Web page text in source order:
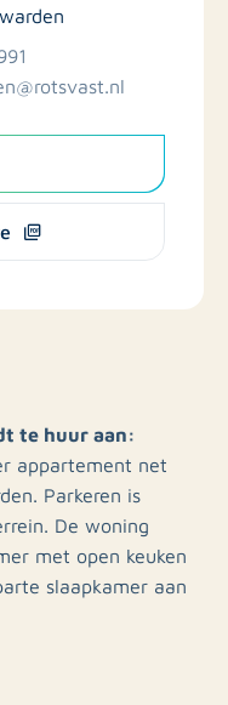
te huur aan:
appartement net
Parkeren is
De woning
met open keuken
slaapkamer aan